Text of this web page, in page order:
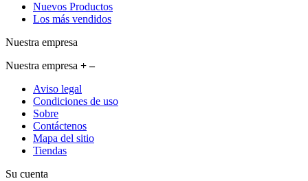
Nuevos Productos
Los más vendidos
Nuestra empresa
Nuestra empresa
Aviso legal
Condiciones de uso
Sobre
Contáctenos
Mapa del sitio
Tiendas
Su cuenta